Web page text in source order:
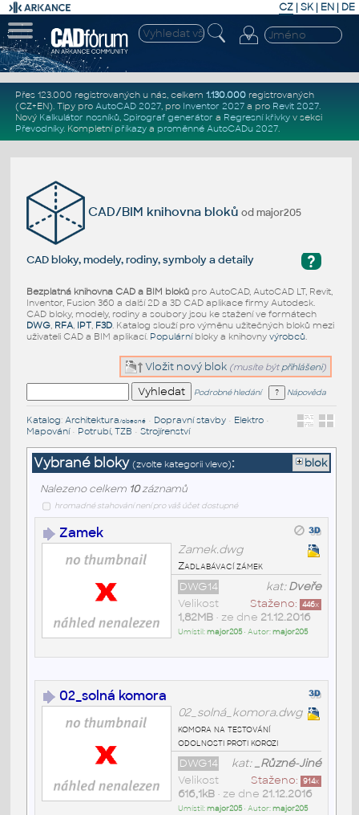
CZ | SK| EN | DE
Přes 123.000 registrovaných u nás, celkem 1.130.000registrovaných
(CZ+EN). Tipy pro AutoCAD 2027, pro Inventor 2027a pro Revit 2027.
Nový Kalkulátor nosníků, Spirograf generátor a Regresní křivkyv sekci
Převodníky. Kompletní příkazya proměnné AutoCADu 2027.
CAD/BIM knihovna blokůod major205
?
CAD bloky, modely, rodiny, symboly a detaily
Bezplatná knihovna CAD a BIM blokůpro AutoCAD, AutoCAD LT, Revit,
Inventor, Fusion 360 a další 2D a 3D CAD aplikace firmy Autodesk.
CAD bloky, modely, rodiny a soubory jsou ke stažení ve formátech
DWG, RFA, IPT, F3D. Katalog slouží pro výměnu užitečných bloků mezi
uživateli CAD a BIM aplikací. Populárníbloky a knihovny výrobců.
Vložit nový blok (musíte být přihlášeni)
Podrobné hledání Nápověda
Katalog: Architektura/obecné• Dopravní stavby• Elektro•
Mapování• Potrubí, TZB • Strojírenství
Vybrané bloky (zvolte kategorii vlevo): blok
Nalezeno celkem 10záznamů
hromadné stahování není pro váš účet dostupné
Zamek
Zamek.dwg
Zadlabávací zámek
kat:Dveře
DWG14
Staženo: 446x
Velikost
1,82MB• ze dne 21.12.2016
Umístil:major205• Autor:major205
02_solná komora
02_solná_komora.dwg
komora na testování
odolnosti proti korozi
kat:_Různé-Jiné
DWG14
Staženo: 914x
Velikost
616,1kB• ze dne 21.12.2016
Umístil:major205• Autor:major205